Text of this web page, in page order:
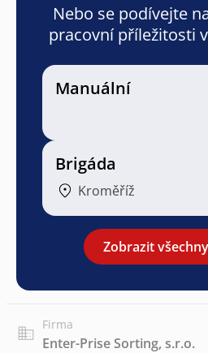
Nebo se podívejte
pracovní příležitosti
Manuální
Brigáda
Kroměříž
Zobrazit
Firma
Enter-Prise Sorting, s.r.o.